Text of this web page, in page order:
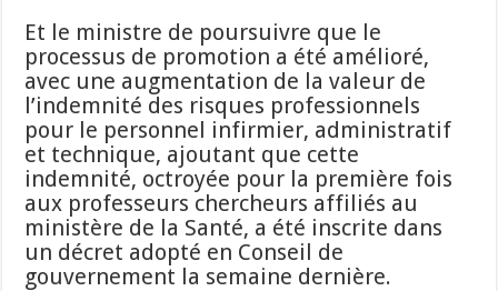
Et le ministre de poursuivre que le
processus de promotion a été amélioré,
avec une augmentation de la valeur de
l’indemnité des risques professionnels
pour le personnel infirmier, administratif
et technique, ajoutant que cette
indemnité, octroyée pour la première fois
aux professeurs chercheurs affiliés au
ministère de la Santé, a été inscrite dans
un décret adopté en Conseil de
gouvernement la semaine dernière.